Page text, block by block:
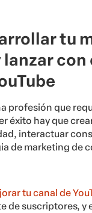
tu
lanzar
profesión que
éxito hay que
interactuar
de marketing de
tu canal de
de suscriptores, y